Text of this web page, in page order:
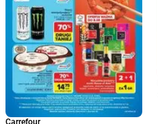
Carrefour